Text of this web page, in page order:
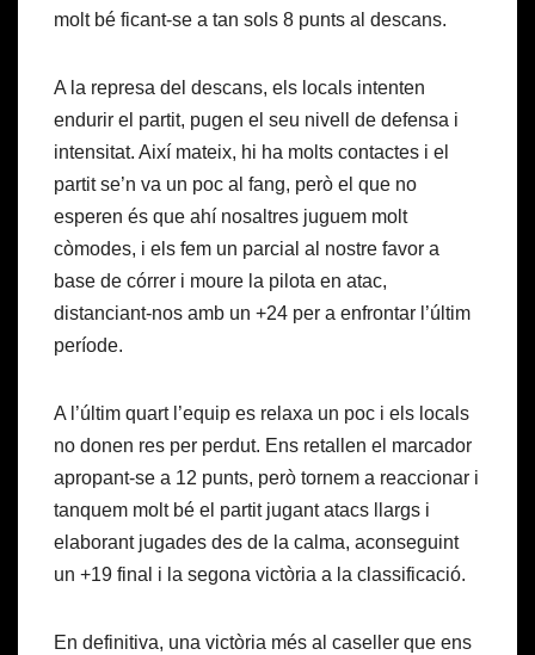
molt bé ficant-se a tan sols 8 punts al descans.
A la represa del descans, els locals intenten
endurir el partit, pugen el seu nivell de defensa i
intensitat. Així mateix, hi ha molts contactes i el
partit se’n va un poc al fang, però el que no
esperen és que ahí nosaltres juguem molt
còmodes, i els fem un parcial al nostre favor a
base de córrer i moure la pilota en atac,
distanciant-nos amb un +24 per a enfrontar l’últim
període.
A l’últim quart l’equip es relaxa un poc i els locals
no donen res per perdut. Ens retallen el marcador
apropant-se a 12 punts, però tornem a reaccionar i
tanquem molt bé el partit jugant atacs llargs i
elaborant jugades des de la calma, aconseguint
un +19 final i la segona victòria a la classificació.
En definitiva, una victòria més al caseller que ens